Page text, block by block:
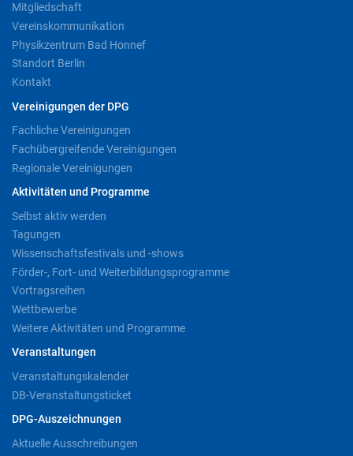
Mitgliedschaft
Vereinskommunikation
Physikzentrum Bad Honnef
Standort Berlin
Kontakt
Vereinigungen der DPG
Fachliche Vereinigungen
Fachübergreifende Vereinigungen
Regionale Vereinigungen
Aktivitäten und Programme
Selbst aktiv werden
Tagungen
Wissenschaftsfestivals und -shows
Förder-, Fort- und Weiterbildungsprogramme
Vortragsreihen
Wettbewerbe
Weitere Aktivitäten und Programme
Veranstaltungen
Veranstaltungskalender
DB-Veranstaltungsticket
DPG-Auszeichnungen
Aktuelle Ausschreibungen